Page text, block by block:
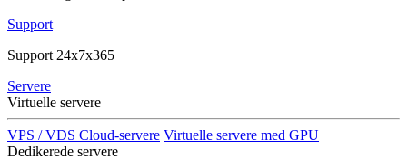
Support
Support 24x7x365
Servere
Virtuelle servere
VPS / VDS Cloud-servere Virtuelle servere med GPU
Dedikerede servere